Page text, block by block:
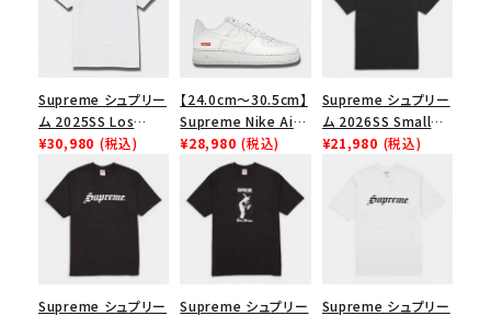
Supreme シュプリー
ム 2025SS Los
Angeles Fire Relief
Box Logo Tee ファ
イヤーリリーフボック
スロゴTシャツ ホワ
¥30,980 (税込)
【24.0cm～30.5cm】
Supreme Nike Air
Force 1 Low シュプ
リーム ナイキエアフォ
ース１スニーカー シ
ューズ ホワイト
¥28,980 (税込)
Supreme シュプリー
ム 2026SS Small
Box Tee スモールボ
¥21,980 (税込)
Supreme シュプリー
Supreme シュプリー
Supreme シュプリー